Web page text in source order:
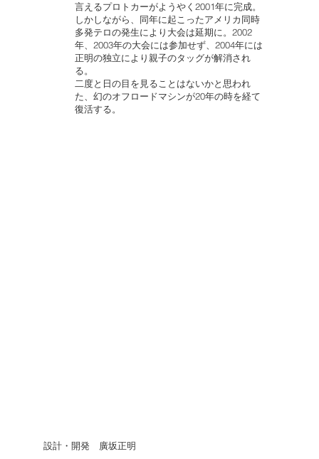
言えるプロトカーがようやく2001年に完成。
しかしながら、同年に起こったアメリカ同時
多発テロの発生により大会は延期に。2002
年、2003年の大会には参加せず、2004年には
正明の独立により親子のタッグが解消され
る。
二度と日の目を見ることはないかと思われ
た、幻のオフロードマシンが20年の時を経て
復活する。
設計・開発 廣坂正明